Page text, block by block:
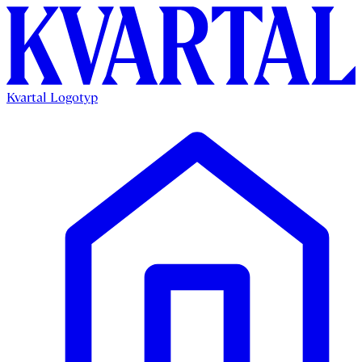
Kvartal Logotyp